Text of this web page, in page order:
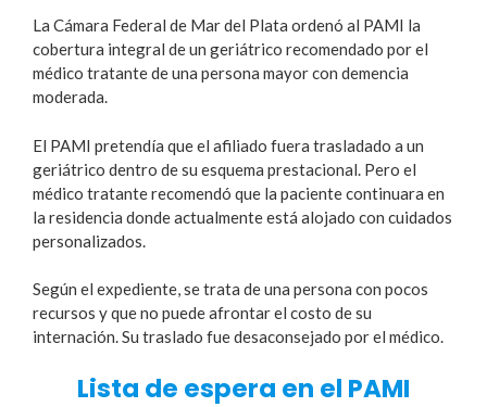
La Cámara Federal de Mar del Plata ordenó al PAMI la
cobertura integral de un geriátrico recomendado por el
médico tratante de una persona mayor con demencia
moderada.
El PAMI pretendía que el afiliado fuera trasladado a un
geriátrico dentro de su esquema prestacional. Pero el
médico tratante recomendó que la paciente continuara en
la residencia donde actualmente está alojado con cuidados
personalizados.
Según el expediente, se trata de una persona con pocos
recursos y que no puede afrontar el costo de su
internación. Su traslado fue desaconsejado por el médico.
Lista de espera en el PAMI